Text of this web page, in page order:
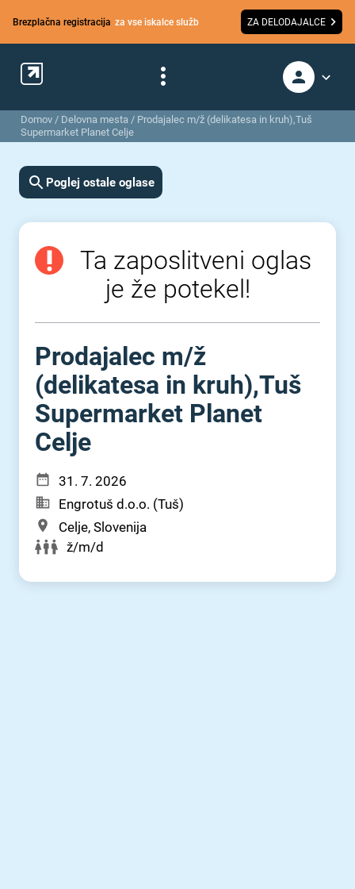
Brezplačna registracija za vse iskalce služb ZA DELODAJALCE
Domov / Delovna mesta / Prodajalec m/ž (delikatesa in kruh),Tuš
Supermarket Planet Celje
Poglej ostale oglase
Ta zaposlitveni oglas
je že potekel!
Prodajalec m⁠/⁠ž
(delikatesa in kruh),Tuš
Supermarket Planet
Celje
31. 7. 2026
Engrotuš d.o.o. (Tuš)
Celje, Slovenija
ž/m/d